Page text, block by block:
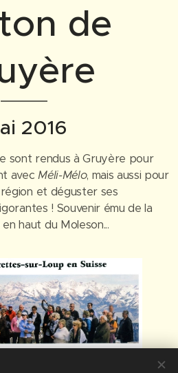
de
2016
sont rendus à Gruyère pour
avecMéli-Mélo, mais aussi pour
et déguster ses
! Souvenir ému de la
haut du Moleson...